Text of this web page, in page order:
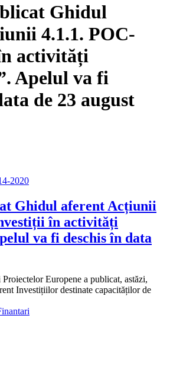
Ghidul
4.1.1. POC-
activități
Apelul va fi
de 23 august
2020
Ghidul aferent Acțiunii
în activități
va fi deschis în data
Europene a publicat, astăzi,
Investițiilor destinate capacităților de